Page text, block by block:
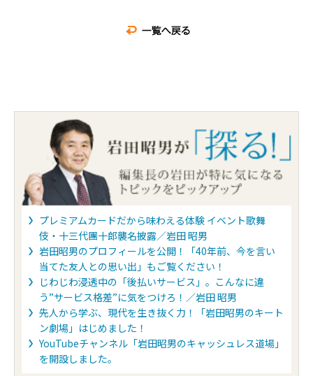
プレミアムカードだから味わえる体験 イベント歌舞
伎・十三代團十郎襲名披露／岩田 昭男
岩田昭男のプロフィールを公開！「40年前、今を言い
当てた友人との思い出」もご覧ください！
じわじわ浸透中の「後払いサービス」。こんなに違
う”サービス格差”に気をつけろ！／岩田 昭男
先人から学ぶ、現代を生き抜く力！「岩田昭男のキート
ン劇場」はじめました！
YouTubeチャンネル「岩田昭男のキャッシュレス道場」
を開設しました。